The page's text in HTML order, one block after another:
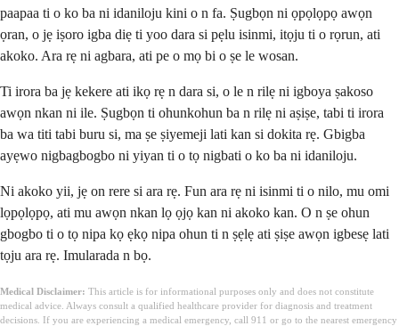
paapaa ti o ko ba ni idaniloju kini o n fa. Ṣugbọn ni ọpọlọpọ awọn
ọran, o jẹ iṣoro igba diẹ ti yoo dara si pẹlu isinmi, itọju ti o rọrun, ati
akoko. Ara rẹ ni agbara, ati pe o mọ bi o ṣe le wosan.
Ti irora ba jẹ kekere ati ikọ rẹ n dara si, o le n rilẹ ni igboya ṣakoso
awọn nkan ni ile. Ṣugbọn ti ohunkohun ba n rilẹ ni aṣiṣe, tabi ti irora
ba wa titi tabi buru si, ma ṣe ṣiyemeji lati kan si dokita rẹ. Gbigba
ayẹwo nigbagbogbo ni yiyan ti o tọ nigbati o ko ba ni idaniloju.
Ni akoko yii, jẹ on rere si ara rẹ. Fun ara rẹ ni isinmi ti o nilo, mu omi
lọpọlọpọ, ati mu awọn nkan lọ ọjọ kan ni akoko kan. O n ṣe ohun
gbogbo ti o tọ nipa kọ ẹkọ nipa ohun ti n ṣẹlẹ ati ṣiṣe awọn igbesẹ lati
tọju ara rẹ. Imularada n bọ.
Medical Disclaimer: This article is for informational purposes only and does not constitute
medical advice. Always consult a qualified healthcare provider for diagnosis and treatment
decisions. If you are experiencing a medical emergency, call 911 or go to the nearest emergency